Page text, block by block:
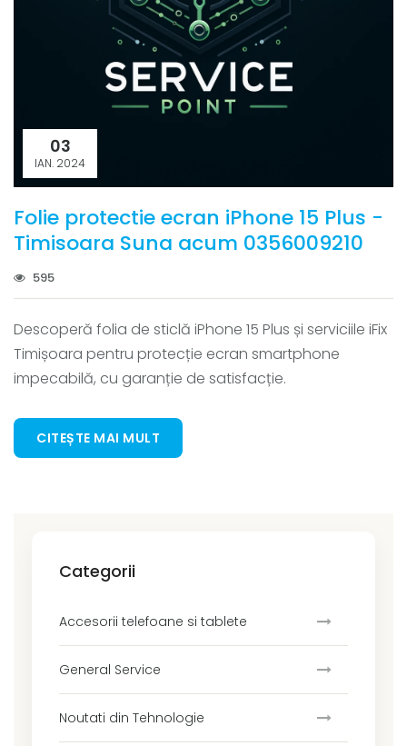
03
IAN. 2024
Folie protectie ecran iPhone 15 Plus -
Timisoara Suna acum 0356009210
595
Descoperă folia de sticlă iPhone 15 Plus și serviciile iFix
Timișoara pentru protecție ecran smartphone
impecabilă, cu garanție de satisfacție.
CITEȘTE MAI MULT
Categorii
Accesorii telefoane si tablete
General Service
Noutati din Tehnologie